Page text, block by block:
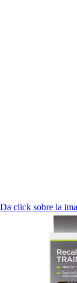
Da click sobre la